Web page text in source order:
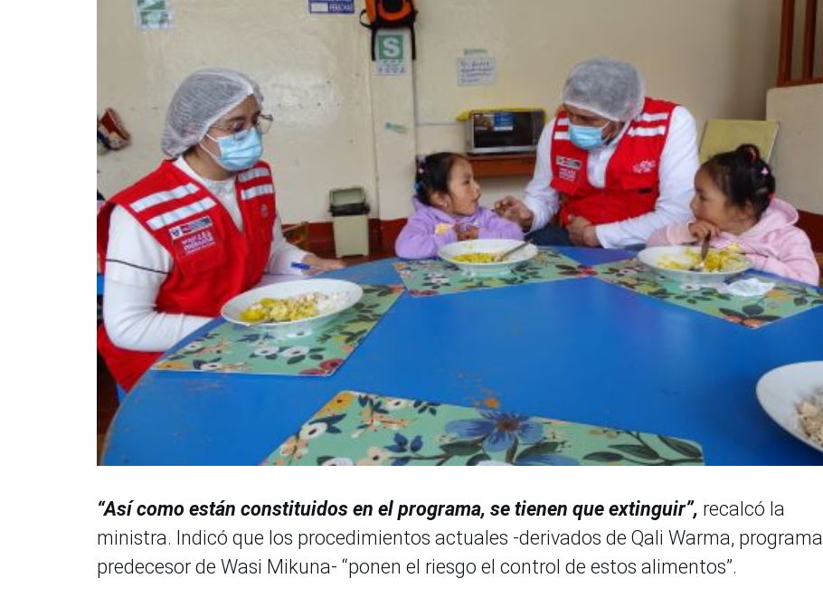
“Así como están constituidos en el programa, se tienen que extinguir”, recalcó la
ministra. Indicó que los procedimientos actuales -derivados de Qali Warma, programa
predecesor de Wasi Mikuna- “ponen el riesgo el control de estos alimentos”.